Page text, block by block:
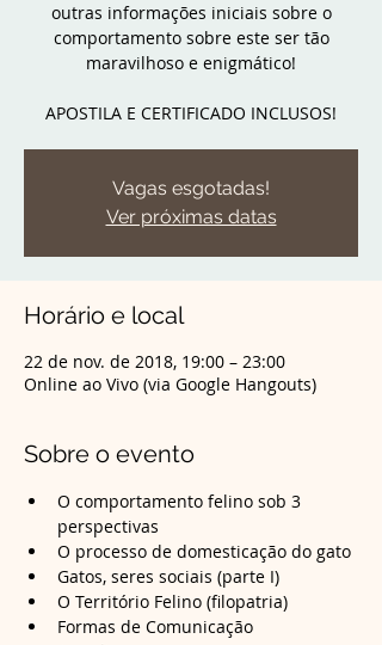
outras informações iniciais sobre o
comportamento sobre este ser tão
maravilhoso e enigmático!
APOSTILA E CERTIFICADO INCLUSOS!
Vagas esgotadas!
Ver próximas datas
Horário e local
22 de nov. de 2018, 19:00 – 23:00
Online ao Vivo (via Google Hangouts)
Sobre o evento
O comportamento felino sob 3
Formas de Comunicação